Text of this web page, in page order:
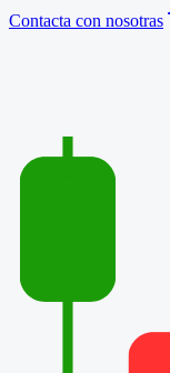
Contacta con nosotras